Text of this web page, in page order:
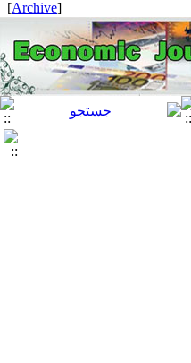
[
Archive
]